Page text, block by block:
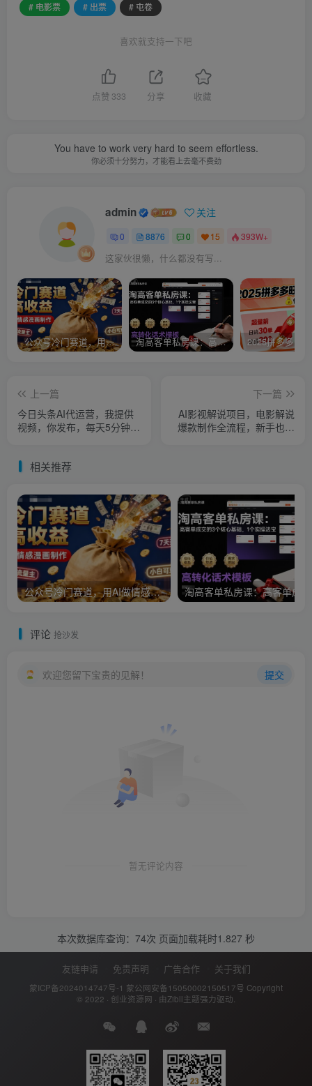
# 电影票
# 出票 # 屯卷
喜欢就支持一下吧
点赞 333 分享 收藏
You have to work very hard to seem effortless.
你必须十分努力，才能看上去毫不费劲
admin 关注
0 8876 0 15 393W+
这家伙很懒，什么都没有写...
公众号冷门赛道，用AI做情感漫画，7天开通流量主，操作简单，小白可玩 淘高客单私房课：高客单成交的3个核心基础，1个实操法宝
上一篇
今日头条AI代运营，我提供
视频，你发布，每天5分钟，
下一篇
AI影视解说项目，电影解说
爆款制作全流程，新手也能
相关推荐
公众号冷门赛道，用AI做情感漫画，7天开通流量主，操作简单，小白可玩
评论 抢沙发
欢迎您留下宝贵的见解！ 提交
暂无评论内容
本次数据库查询：74次 页面加载耗时1.827 秒
友链申请 免责声明 广告合作 关于我们
蒙ICP备2024014747号-1 蒙公网安备15050002150517号 Copyright
© 2022 · 创业资源网 · 由Zibll主题强力驱动.